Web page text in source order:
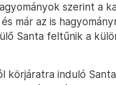
szerint a
már az is
Santa feltűnik a
körjáratra induló